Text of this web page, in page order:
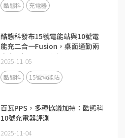
酷態科 充電器
酷態科發布15號電能站與10號電
能充二合一Fusion，桌面通勤兩
大充電場景全面升級
2025-11-05
酷態科 15號電能站
百瓦PPS，多種協議加持：酷態科
10號充電器評測
2025-11-04